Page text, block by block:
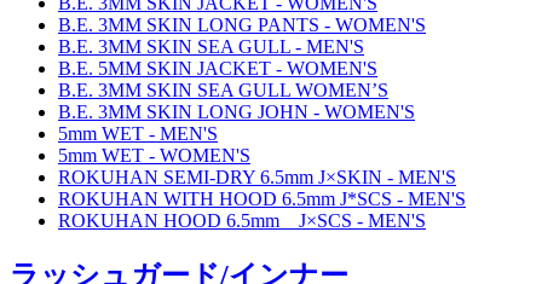
B.E. 3MM SKIN LONG PANTS - WOMEN'S
B.E. 3MM SKIN SEA GULL - MEN'S
B.E. 5MM SKIN JACKET - WOMEN'S
B.E. 3MM SKIN SEA GULL WOMEN’S
B.E. 3MM SKIN LONG JOHN - WOMEN'S
5mm WET - MEN'S
5mm WET - WOMEN'S
ROKUHAN SEMI-DRY 6.5mm J×SKIN - MEN'S
ROKUHAN WITH HOOD 6.5mm J*SCS - MEN'S
ROKUHAN HOOD 6.5mm J×SCS - MEN'S
ラッシュガード/インナー